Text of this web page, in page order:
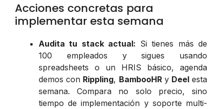
Acciones concretas para
implementar esta semana
Audita tu stack actual: Si tienes más de
100 empleados y sigues usando
spreadsheets o un HRIS básico, agenda
demos con Rippling, BambooHRy Deelesta
semana. Compara no solo precio, sino
tiempo de implementación y soporte multi-